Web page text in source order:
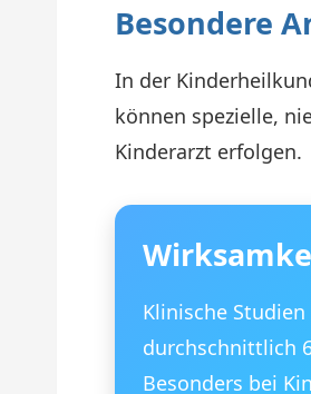
Besondere
In der
können spezielle,
Kinderarzt erfolgen.
Klinische
durchschnittlich
Besonders bei